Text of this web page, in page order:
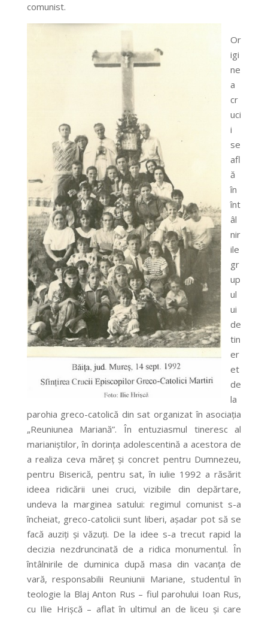
comunist.
Or
igi
ne
a
cr
uci
i
se
afl
ă
în
înt
âl
nir
ile
gr
up
ul
ui
de
tin
er
et
de
la
parohia greco-catolică din sat organizat în asociaţia
„Reuniunea Mariană”. În entuziasmul tineresc al
marianiştilor, în dorinţa adolescentină a acestora de
a realiza ceva măreţ şi concret pentru Dumnezeu,
pentru Biserică, pentru sat, în iulie 1992 a răsărit
ideea ridicării unei cruci, vizibile din depărtare,
undeva la marginea satului: regimul comunist s-a
încheiat, greco-catolicii sunt liberi, aşadar pot să se
facă auziţi şi văzuţi. De la idee s-a trecut rapid la
decizia nezdruncinată de a ridica monumentul. În
întâlnirile de duminica după masa din vacanţa de
vară, responsabilii Reuniunii Mariane, studentul în
teologie la Blaj Anton Rus – fiul parohului Ioan Rus,
cu Ilie Hrişcă – aflat în ultimul an de liceu şi care